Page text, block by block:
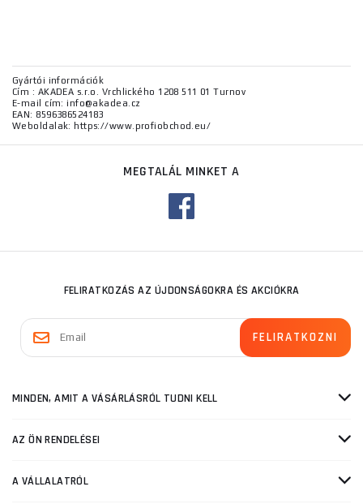
Gyártói információk
Cím : AKADEA s.r.o. Vrchlického 1208 511 01 Turnov
E-mail cím: info@akadea.cz
EAN: 8596386524183
Weboldalak: https://www.profiobchod.eu/
MEGTALÁL MINKET A
FELIRATKOZÁS AZ ÚJDONSÁGOKRA ÉS AKCIÓKRA
MINDEN, AMIT A VÁSÁRLÁSRÓL TUDNI KELL
AZ ÖN RENDELÉSEI
A VÁLLALATRÓL